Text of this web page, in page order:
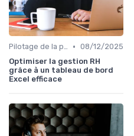
Pilotage de la performance globale • 08/12/2025
Optimiser la gestion RH
grâce à un tableau de bord
Excel efficace